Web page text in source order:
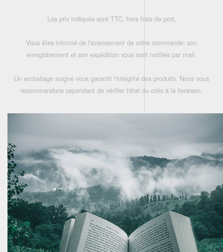
Les prix indiqués sont TTC, hors frais de port,
Vous êtes informé de l'avancement de votre commande: son
enregistrement et son expédition vous sont notifiés par mail.
Un emballage soigné vous garantit l'intégrité des produits. Nous vous
recommandons cependant de vérifier l'état du colis à la livraison.